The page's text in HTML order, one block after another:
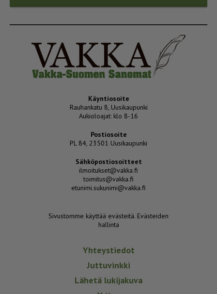
Käyntiosoite
Rauhankatu 8, Uusikaupunki
Aukioloajat: klo 8-16
Postiosoite
PL 84, 23501 Uusikaupunki
Sähköpostiosoitteet
ilmoitukset@vakka.fi
toimitus@vakka.fi
etunimi.sukunimi@vakka.fi
Sivustomme käyttää evästeitä. Evästeiden
hallinta
Yhteystiedot
Juttuvinkki
Lähetä lukijakuva